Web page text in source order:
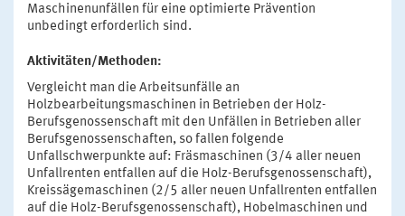
Maschinenunfällen für eine optimierte Prävention
unbedingt erforderlich sind.
Aktivitäten/Methoden:
Vergleicht man die Arbeitsunfälle an
Holzbearbeitungsmaschinen in Betrieben der Holz-
Berufsgenossenschaft mit den Unfällen in Betrieben aller
Berufsgenossenschaften, so fallen folgende
Unfallschwerpunkte auf: Fräsmaschinen (3/4 aller neuen
Unfallrenten entfallen auf die Holz-Berufsgenossenschaft),
Kreissägemaschinen (2/5 aller neuen Unfallrenten entfallen
auf die Holz-Berufsgenossenschaft), Hobelmaschinen und